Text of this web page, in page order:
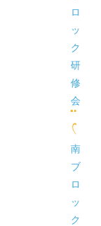
ロ
ッ
ク
研
修
会
南
ブ
ロ
ッ
ク